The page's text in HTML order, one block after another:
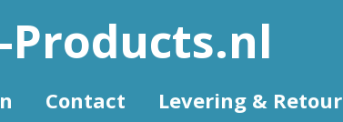
Products.nl
Contact Levering & Retour